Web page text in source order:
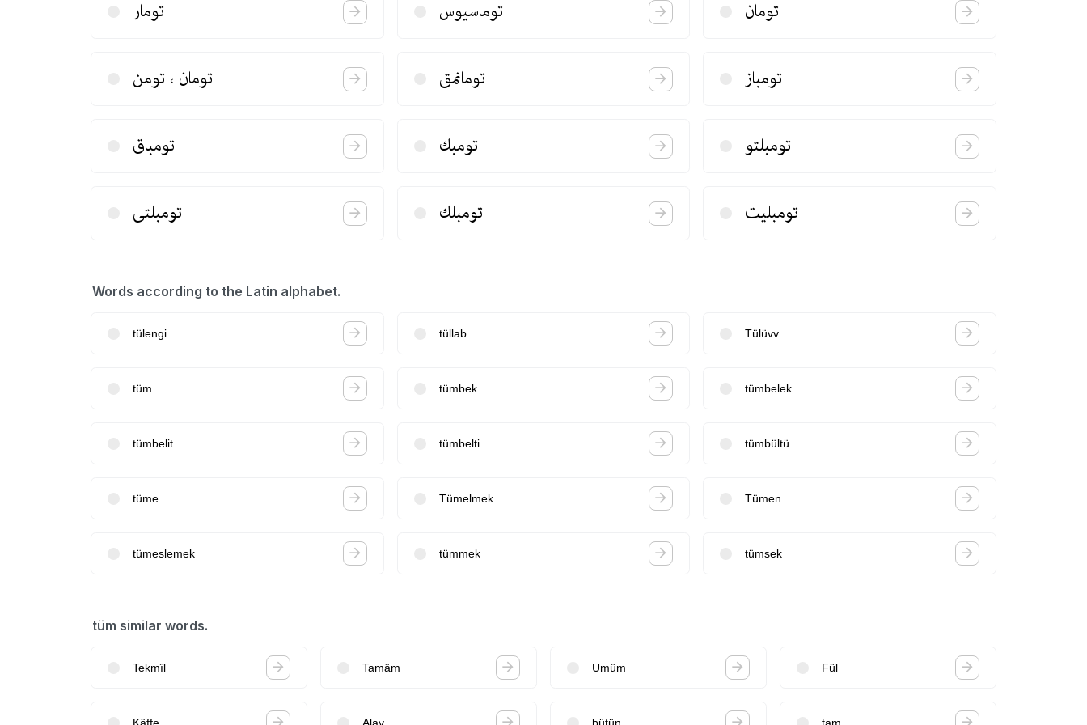
تومار توماسیوس تومان
تومان ، تومن تومانمق تومباز
تومباق تومبك تومبلتو
تومبلتی تومبلك تومبلیت
Words according to the Latin alphabet.
tülengi tüllab Tülüvv
tüm tümbek tümbelek
tümbelit tümbelti tümbültü
tüme Tümelmek Tümen
tümeslemek tümmek tümsek
tüm similar words.
Tekmîl Tamâm Umûm Fûl
Kâffe Alay bütün tam